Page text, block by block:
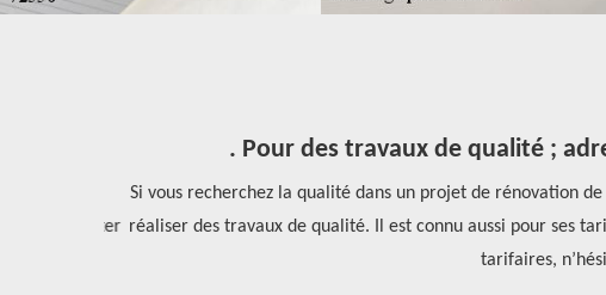
. Pour des travaux de qualité ;
Si vous recherchez la qualité dans un projet de rénovation
réaliser des travaux de qualité. Il est connu aussi pour ses
tarifaires,